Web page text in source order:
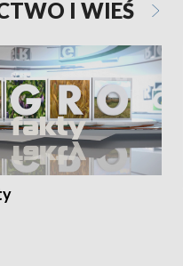
I WIEŚ